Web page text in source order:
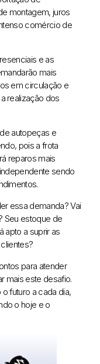
montagem, juros
comércio de
e as
mais
em circulação e
realização dos
autopeças e
pois a frota
reparos mais
sendo
essa demanda? Vai
Seu estoque de
apto a suprir as
para atender
mais este desafio.
futuro a cada dia,
o hoje e o